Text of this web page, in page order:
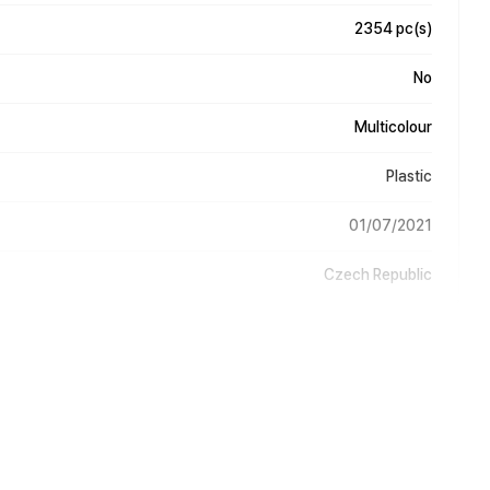
2354 pc(s)
No
Multicolour
Plastic
01/07/2021
Czech Republic